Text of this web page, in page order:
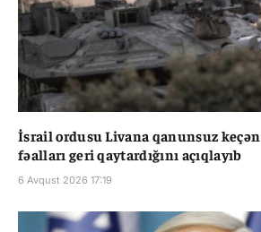
İsrail ordusu Livana qanunsuz
fəalları geri qaytardığını açıqlayıb
6 Avqust 2026 17:19